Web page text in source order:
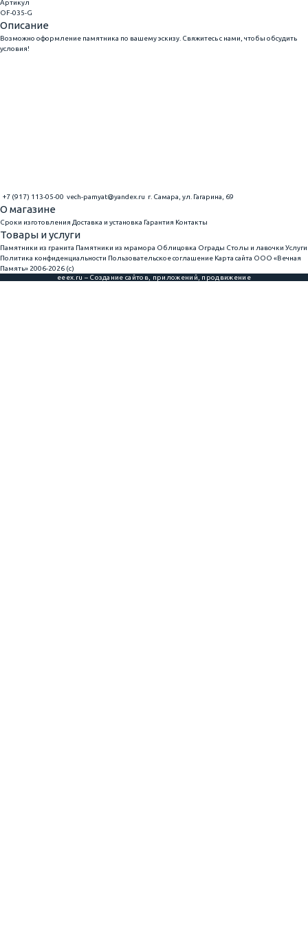
Артикул
OF-035-G
Описание
Возможно оформление памятника по вашему эскизу. Свяжитесь с нами, чтобы обсудить
условия!
+7 (917) 113-05-00 vech-pamyat@yandex.ru г. Самара, ул. Гагарина, 69
О магазине
Сроки изготовления Доставка и установка Гарантия Контакты
Товары и услуги
Памятники из гранита Памятники из мрамора Облицовка Ограды Столы и лавочки Услуги
Политика конфиденциальности Пользовательское соглашение Карта сайта ООО «Вечная
Память» 2006-2026 (с)
eeex.ru – Создание сайтов, приложений, продвижение